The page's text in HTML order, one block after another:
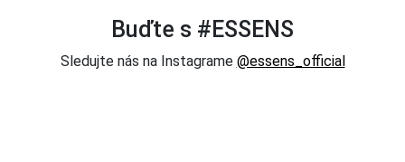
Buďte s #ESSENS
Sledujte nás na Instagrame @essens_official